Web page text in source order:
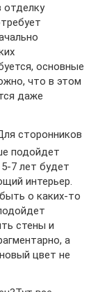
отделку
основные
что в этом
даже
сторонников
подойдет
7 лет будет
интерьер.
о каких-то
стены и
а
цвет не